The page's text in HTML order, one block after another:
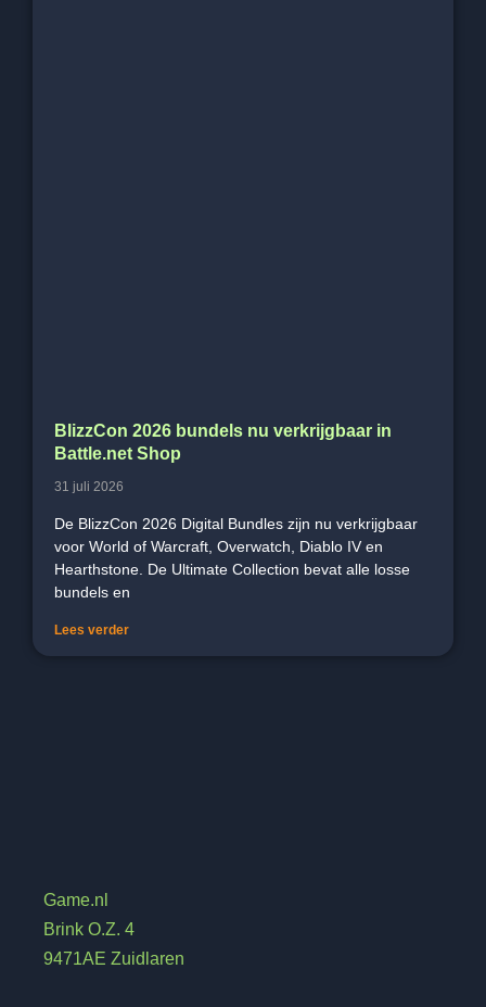
BlizzCon 2026 bundels nu verkrijgbaar in
Battle.net Shop
31 juli 2026
De BlizzCon 2026 Digital Bundles zijn nu verkrijgbaar
voor World of Warcraft, Overwatch, Diablo IV en
Hearthstone. De Ultimate Collection bevat alle losse
bundels en
Lees verder
Game.nl
Brink O.Z. 4
9471AE Zuidlaren